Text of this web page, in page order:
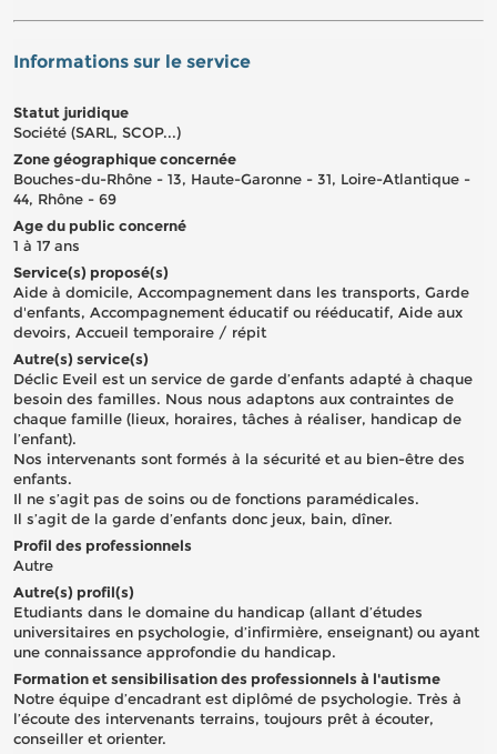
Informations sur le service
Statut juridique
Société (SARL, SCOP...)
Zone géographique concernée
Bouches-du-Rhône - 13, Haute-Garonne - 31, Loire-Atlantique -
44, Rhône - 69
Age du public concerné
1 à 17 ans
Service(s) proposé(s)
Aide à domicile, Accompagnement dans les transports, Garde
d'enfants, Accompagnement éducatif ou rééducatif, Aide aux
devoirs, Accueil temporaire / répit
Autre(s) service(s)
Déclic Eveil est un service de garde d’enfants adapté à chaque
besoin des familles. Nous nous adaptons aux contraintes de
chaque famille (lieux, horaires, tâches à réaliser, handicap de
l’enfant).
Nos intervenants sont formés à la sécurité et au bien-être des
enfants.
Il ne s’agit pas de soins ou de fonctions paramédicales.
Il s’agit de la garde d’enfants donc jeux, bain, dîner.
Profil des professionnels
Autre
Autre(s) profil(s)
Etudiants dans le domaine du handicap (allant d’études
universitaires en psychologie, d’infirmière, enseignant) ou ayant
une connaissance approfondie du handicap.
Formation et sensibilisation des professionnels à l'autisme
Notre équipe d’encadrant est diplômé de psychologie. Très à
l’écoute des intervenants terrains, toujours prêt à écouter,
conseiller et orienter.